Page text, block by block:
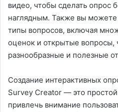
видео, чтобы сделать опрос
наглядным. Также вы можете
типы вопросов, включая
оценок и открытые вопросы,
разнообразные и полезные
Создание интерактивных
Survey Creator — это
привлечь внимание